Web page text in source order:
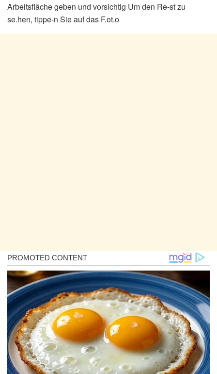
Arbeitsfläche geben und vorsichtig Um den Re-st zu
se.hen, tippe-n Sie auf das F.ot.o